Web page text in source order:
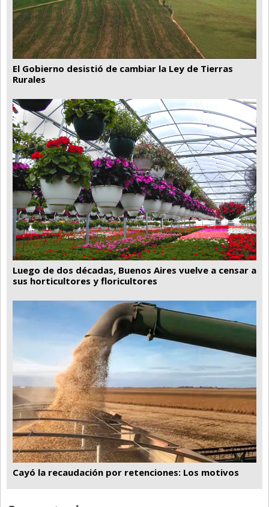
El Gobierno desistió de cambiar la Ley de Tierras
Rurales
Luego de dos décadas, Buenos Aires vuelve a censar a
sus horticultores y floricultores
Cayó la recaudación por retenciones: Los motivos